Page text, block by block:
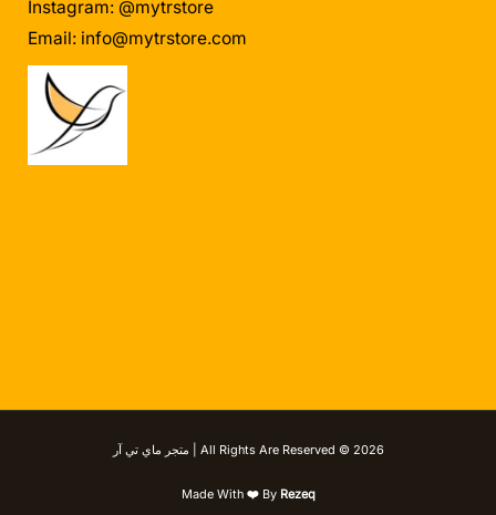
Instagram: @mytrstore
Email: info@mytrstore.com
All Rights Are Reserved © 2026 | متجر ماي تي آر
Made With ❤️ ByRezeq